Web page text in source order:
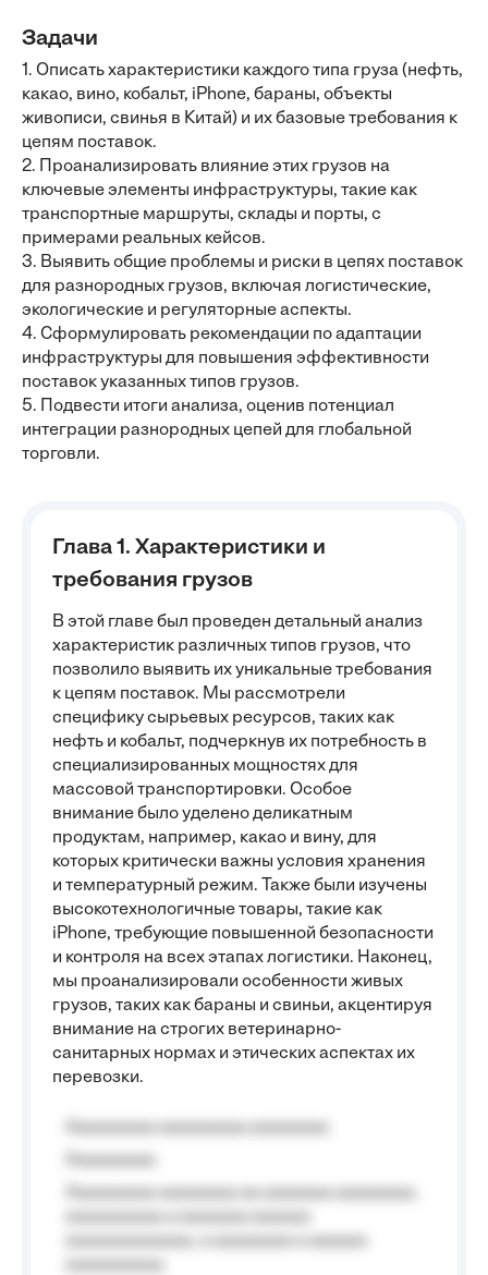
Задачи
1. Описать характеристики каждого типа груза (нефть,
какао, вино, кобальт, iPhone, бараны, объекты
живописи, свинья в Китай) и их базовые требования к
цепям поставок.
2. Проанализировать влияние этих грузов на
ключевые элементы инфраструктуры, такие как
транспортные маршруты, склады и порты, с
примерами реальных кейсов.
3. Выявить общие проблемы и риски в цепях поставок
для разнородных грузов, включая логистические,
экологические и регуляторные аспекты.
4. Сформулировать рекомендации по адаптации
инфраструктуры для повышения эффективности
поставок указанных типов грузов.
5. Подвести итоги анализа, оценив потенциал
интеграции разнородных цепей для глобальной
торговли.
Глава 1. Характеристики и
требования грузов
В этой главе был проведен детальный анализ
характеристик различных типов грузов, что
позволило выявить их уникальные требования
к цепям поставок. Мы рассмотрели
специфику сырьевых ресурсов, таких как
нефть и кобальт, подчеркнув их потребность в
специализированных мощностях для
массовой транспортировки. Особое
внимание было уделено деликатным
продуктам, например, какао и вину, для
которых критически важны условия хранения
и температурный режим. Также были изучены
высокотехнологичные товары, такие как
iPhone, требующие повышенной безопасности
и контроля на всех этапах логистики. Наконец,
мы проанализировали особенности живых
грузов, таких как бараны и свиньи, акцентируя
внимание на строгих ветеринарно-
санитарных нормах и этических аспектах их
перевозки.